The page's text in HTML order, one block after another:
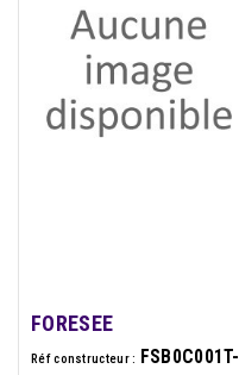
FORESEE
Réf constructeur :
FSB0C001T-